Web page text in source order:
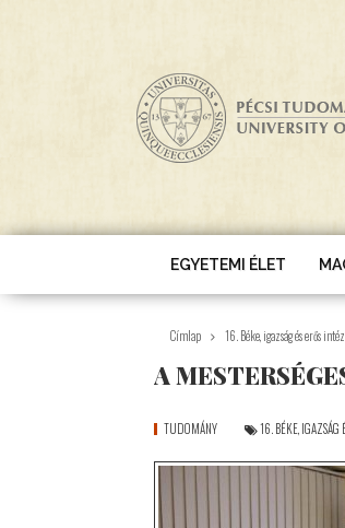
EGYETEMI ÉLET
Címlap 16. Béke, igazság és erős
A
TUDOMÁNY 16. BÉKE, IGAZSÁG